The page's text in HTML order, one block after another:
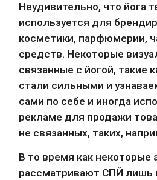
Неудивительно, что йога
используется для
косметики, парфюмерии,
средств. Некоторые
связанные с йогой, такие
стали сильными и
сами по себе и иногда
рекламе для продажи
не связанных, таких,
В то время как некоторые
рассматривают СПЙ лишь